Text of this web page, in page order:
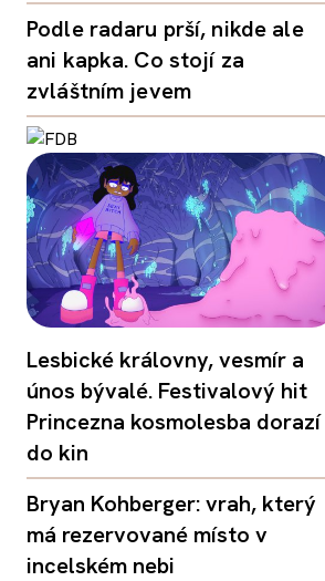
Podle radaru prší, nikde ale
ani kapka. Co stojí za
zvláštním jevem
Lesbické královny, vesmír a
únos bývalé. Festivalový hit
Princezna kosmolesba dorazí
do kin
Bryan Kohberger: vrah, který
má rezervované místo v
incelském nebi